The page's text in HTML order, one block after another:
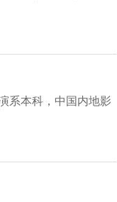
系本科，中国内地影